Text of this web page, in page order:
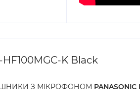
K Black
З МІКРОФОНОМ PANASONIC